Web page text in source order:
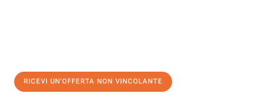
RICEVI UN'OFFERTA NON VINCOLANTE